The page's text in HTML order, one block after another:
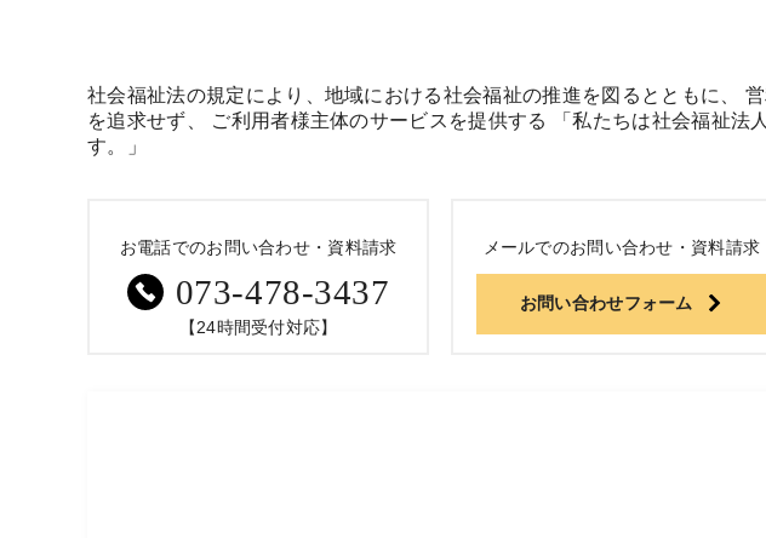
社会福祉法の規定により、地域における社会福祉の推進を図るとともに、 営
を追求せず、 ご利用者様主体のサービスを提供する 「私たちは社会福祉法
す。」
お電話でのお問い合わせ・資料請求
073-478-3437
【24時間受付対応】
メールでのお問い合わせ・資料請求
お問い合わせフォーム